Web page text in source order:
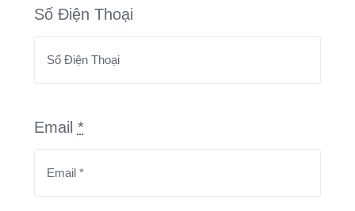
Số Điện Thoại
Email *